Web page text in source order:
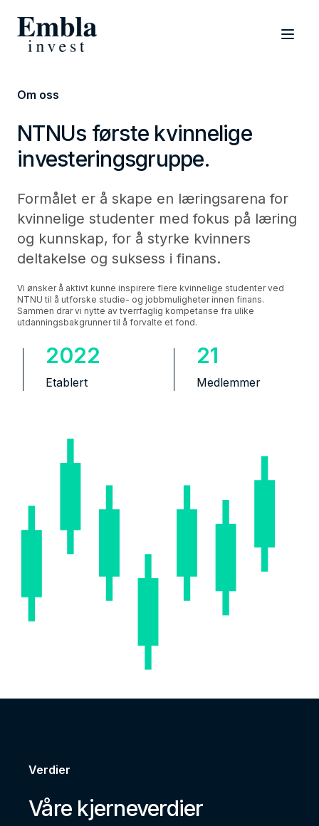
Om oss
NTNUs første kvinnelige
investeringsgruppe.
Formålet er å skape en læringsarena for
kvinnelige studenter med fokus på læring
og kunnskap, for å styrke kvinners
deltakelse og suksess i finans.
Vi ønsker å aktivt kunne inspirere flere kvinnelige studenter ved
NTNU til å utforske studie- og jobbmuligheter innen finans.
Sammen drar vi nytte av tverrfaglig kompetanse fra ulike
utdanningsbakgrunner til å forvalte et fond.
Etablert
2022
Medlemmer
21
Verdier
Våre kjerneverdier